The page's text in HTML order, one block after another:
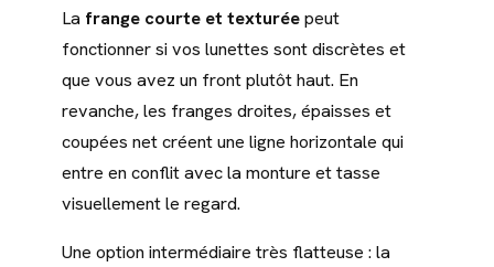
La frange courte et texturéepeut
fonctionner si vos lunettes sont discrètes et
que vous avez un front plutôt haut. En
revanche, les franges droites, épaisses et
coupées net créent une ligne horizontale qui
entre en conflit avec la monture et tasse
visuellement le regard.
Une option intermédiaire très flatteuse : la